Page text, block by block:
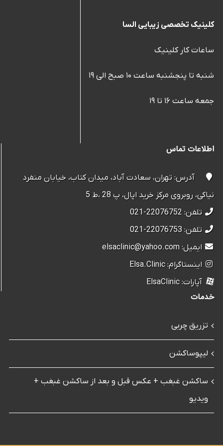
کلینیک تخصصی زیبایی السا
ساعات کار کلینیک
شنبه تا پنجشنبه ساعت ۱۰ صبح الی ۱۹
جمعه ساعت ۱۶ تا ۱۹
اطلاعات تماس
آدرس: تهران، سعادت آباد، میدان کتاب، خیابان منفرد
نیاکی، روبروی مرکز خرید اپال، پ 28 ،ط 5
تلفن: 22076752-021
تلفن: 22076753-021
ایمیل: elsaclinic@yahoo.com
اینستاگرام: Elsa.Clinic
آپارات: ElsaClinic
خدمات
تزریق چربی
لیپوساکشن
ساکشن غبغب + عکس قبل و بعد از ساکشن غبغب +
ویدیو